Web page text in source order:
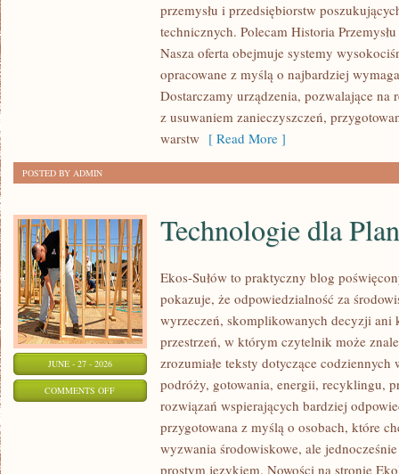
przemysłu i przedsiębiorstw
technicznych. Polecam Historia
Nasza oferta obejmuje systemy
opracowane z myślą o najbardziej
Dostarczamy urządzenia, pozwalające na
z usuwaniem zanieczyszczeń,
warstw [ Read More ]
POSTED BY ADMIN
JUNE - 27 - 2026
COMMENTS OFFON
TECHNOLOGIE
Technologie dla
Ekos-Sułów to praktyczny blog
pokazuje, że odpowiedzialność za
wyrzeczeń, skomplikowanych decyzji ani
przestrzeń, w którym czytelnik może
zrozumiałe teksty dotyczące
podróży, gotowania, energii, recyklingu,
rozwiązań wspierających bardziej
przygotowana z myślą o osobach, które
wyzwania środowiskowe, ale
prostym językiem. Nowości na stronie